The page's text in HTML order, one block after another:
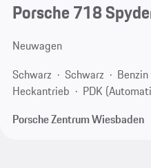
Porsche 718
Neuwagen
Schwarz
Schwarz Benzin
Heckantrieb
PDK
Porsche Zentrum Wiesbaden